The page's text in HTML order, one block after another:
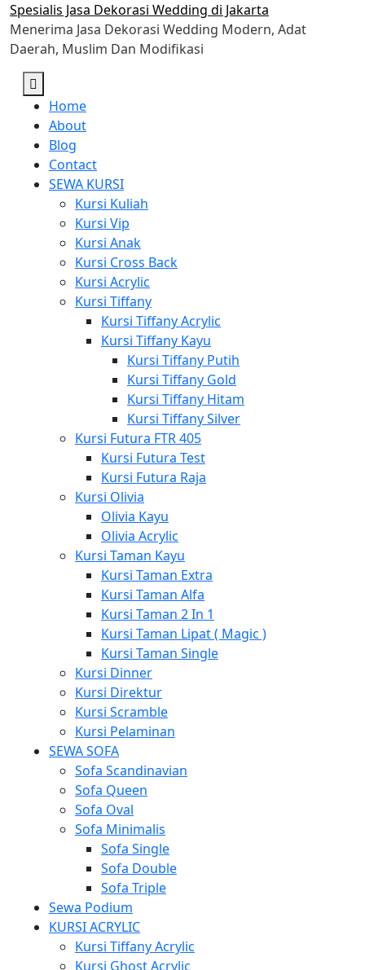
Skip
to
content
Spesialis Jasa Dekorasi Wedding di Jakarta
Menerima Jasa Dekorasi Wedding Modern, Adat
Daerah, Muslim Dan Modifikasi
Home
About
Blog
Contact
SEWA KURSI
Kursi Kuliah
Kursi Vip
Kursi Anak
Kursi Cross Back
Kursi Acrylic
Kursi Tiffany
Kursi Tiffany Acrylic
Kursi Tiffany Kayu
Kursi Tiffany Putih
Kursi Tiffany Gold
Kursi Tiffany Hitam
Kursi Tiffany Silver
Kursi Futura FTR 405
Kursi Futura Test
Kursi Futura Raja
Kursi Olivia
Olivia Kayu
Olivia Acrylic
Kursi Taman Kayu
Kursi Taman Extra
Kursi Taman Alfa
Kursi Taman 2 In 1
Kursi Taman Lipat ( Magic )
Kursi Taman Single
Kursi Dinner
Kursi Direktur
Kursi Scramble
Kursi Pelaminan
SEWA SOFA
Sofa Scandinavian
Sofa Queen
Sofa Oval
Sofa Minimalis
Sofa Single
Sofa Double
Sofa Triple
Sewa Podium
KURSI ACRYLIC
Kursi Tiffany Acrylic
Kursi Ghost Acrylic